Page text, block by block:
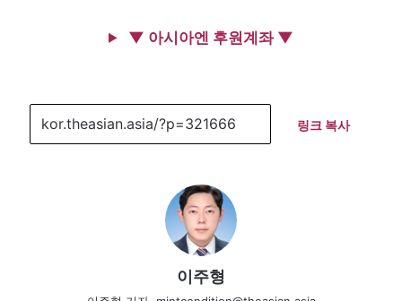
▼ 아시아엔 후원계좌 ▼
링크 복사
이주형